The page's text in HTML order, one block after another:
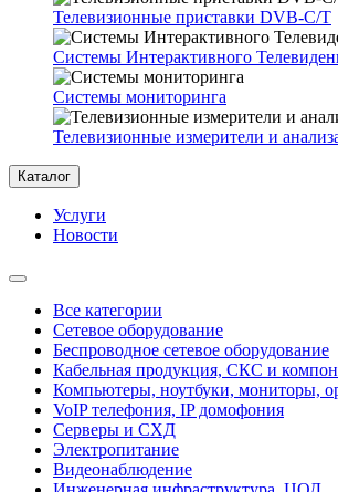
Телевизионные приставки DVB-C/T
Системы Интерактивного
Системы мониторинга
Телевизионные измерители и
Каталог
Услуги
Новости
Все категории
Сетевое оборудование
Беспроводное сетевое оборудование
Кабельная продукция, СКС и
Компьютеры, ноутбуки, мониторы,
VoIP телефония, IP домофония
Серверы и СХД
Электропитание
Видеонаблюдение